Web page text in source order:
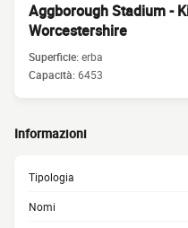
Aggborough Stadium -
Worcestershire
Superficie:erba
Capacità:6453
Informazioni
Tipologia
Nomi